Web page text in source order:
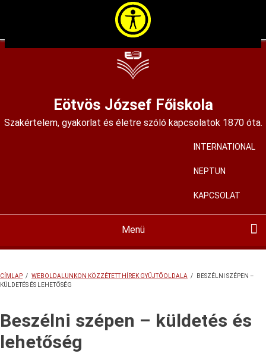
Eötvös József Főiskola
Szakértelem, gyakorlat és életre szóló kapcsolatok 1870 óta.
User
account
menu
INTERNATIONAL
NEPTUN
KAPCSOLAT
navigation
Menü
MORZSA
CÍMLAP / WEBOLDALUNKON KÖZZÉTETT HÍREK GYŰJTŐOLDALA /
BESZÉLNI SZÉPEN –
KÜLDETÉS ÉS LEHETŐSÉG
Beszélni szépen – küldetés és
lehetőség